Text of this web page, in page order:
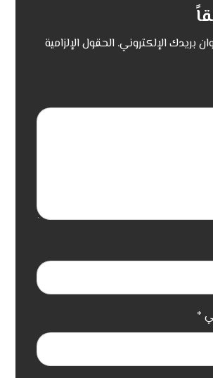
بريدك الإلكتروني. الحقول الإلزامية
*